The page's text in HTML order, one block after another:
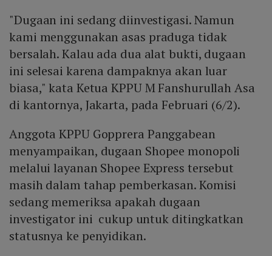
"Dugaan ini sedang diinvestigasi. Namun
kami menggunakan asas praduga tidak
bersalah. Kalau ada dua alat bukti, dugaan
ini selesai karena dampaknya akan luar
biasa," kata Ketua KPPU M Fanshurullah Asa
di kantornya, Jakarta, pada Februari (6/2).
Anggota KPPU Gopprera Panggabean
menyampaikan, dugaan Shopee monopoli
melalui layanan Shopee Express tersebut
masih dalam tahap pemberkasan. Komisi
sedang memeriksa apakah dugaan
investigator ini cukup untuk ditingkatkan
statusnya ke penyidikan.